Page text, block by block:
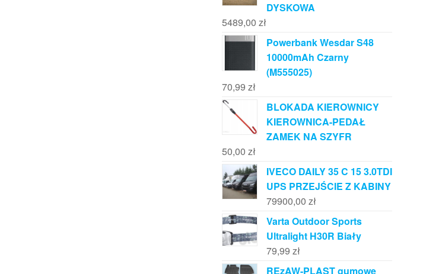
DYSKOWA
5489,00 zł
Powerbank Wesdar S48
10000mAh Czarny
(M555025)
70,99 zł
BLOKADA KIEROWNICY
KIEROWNICA-PEDAŁ
ZAMEK NA SZYFR
50,00 zł
IVECO DAILY 35 C 15 3.0TDI
UPS PRZEJŚCIE Z KABINY
79900,00 zł
Varta Outdoor Sports
Ultralight H30R Biały
79,99 zł
REzAW-PLAST gumowe